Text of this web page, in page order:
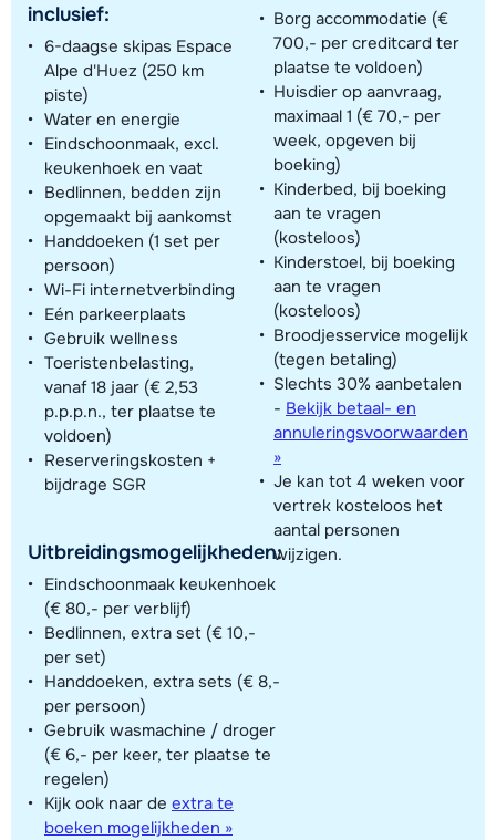
inclusief:
6-daagse skipas Espace
Alpe d'Huez (250 km
piste)
Water en energie
Eindschoonmaak, excl.
keukenhoek en vaat
Bedlinnen, bedden zijn
opgemaakt bij aankomst
Handdoeken (1 set per
persoon)
Wi-Fi internetverbinding
Eén parkeerplaats
Gebruik wellness
Toeristenbelasting,
vanaf 18 jaar (€ 2,53
p.p.p.n., ter plaatse te
voldoen)
Reserveringskosten +
bijdrage SGR
Uitbreidingsmogelijkheden:
Eindschoonmaak keukenhoek
(€ 80,- per verblijf)
Bedlinnen, extra set (€ 10,-
per set)
Handdoeken, extra sets (€ 8,-
per persoon)
Gebruik wasmachine / droger
(€ 6,- per keer, ter plaatse te
regelen)
Kijk ook naar de extra te
boeken mogelijkheden »
Borg accommodatie (€
700,- per creditcard ter
plaatse te voldoen)
Huisdier op aanvraag,
maximaal 1 (€ 70,- per
week, opgeven bij
boeking)
Kinderbed, bij boeking
aan te vragen
(kosteloos)
Kinderstoel, bij boeking
aan te vragen
(kosteloos)
Broodjesservice mogelijk
(tegen betaling)
Slechts 30% aanbetalen
- Bekijk betaal- en
annuleringsvoorwaarden
»
Je kan tot 4 weken voor
vertrek kosteloos het
aantal personen
wijzigen.